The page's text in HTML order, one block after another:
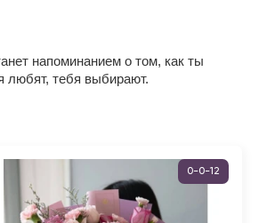
напоминанием о том, как ты
любят, тебя выбирают.
0-0-12